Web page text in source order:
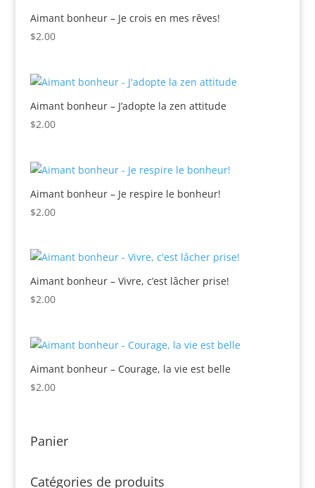
Aimant bonheur – Je crois en mes rêves!
$2.00
Aimant bonheur – J’adopte la zen attitude
$2.00
Aimant bonheur – Je respire le bonheur!
$2.00
Aimant bonheur – Vivre, c’est lâcher prise!
$2.00
Aimant bonheur – Courage, la vie est belle
$2.00
Panier
Catégories de produits